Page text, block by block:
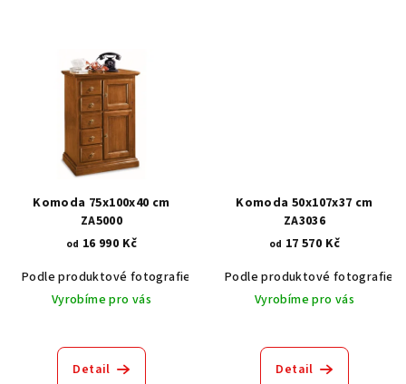
Komoda 75x100x40 cm
ZA5000
od 16 990 Kč
Podle produktové fotografie
Akát vintage BT1551
Ořech
Vyrobíme pro vás
Detail
Komoda 50x107x37 cm
ZA3036
od 17 570 Kč
Podle produktové fotografie
Vyrobíme pro vás
Detail